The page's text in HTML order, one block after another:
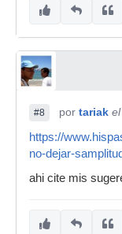
#8 por tariak
https://
no-dejar-
ahi cite mis